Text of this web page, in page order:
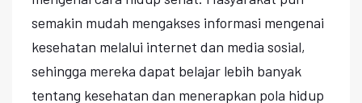
semakin mudah mengakses informasi mengenai
kesehatan melalui internet dan media sosial,
sehingga mereka dapat belajar lebih banyak
tentang kesehatan dan menerapkan pola hidup